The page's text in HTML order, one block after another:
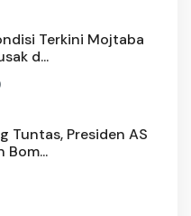
Terkini Mojtaba
d...
Tuntas, Presiden AS
Bom...